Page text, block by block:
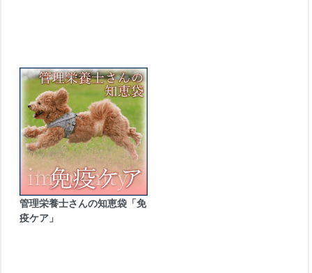
管理栄養士さんの知恵袋「免
疫ケア」